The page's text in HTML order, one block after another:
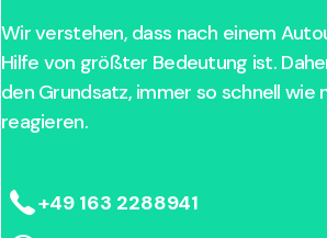
Wir verstehen, dass nach einem
Hilfe von größter Bedeutung ist.
den Grundsatz, immer so schnell wie
reagieren.
+49 163 2288941